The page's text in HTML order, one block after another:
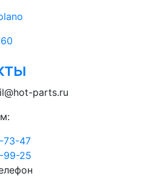
parts.ru
73-47
99-25